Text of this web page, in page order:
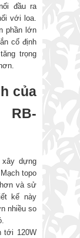
đầu ra
với loa.
phần lớn
cố định
trọng
của
RB-
xây dựng
topo
và sử
kế này
nhiều so
tới 120W